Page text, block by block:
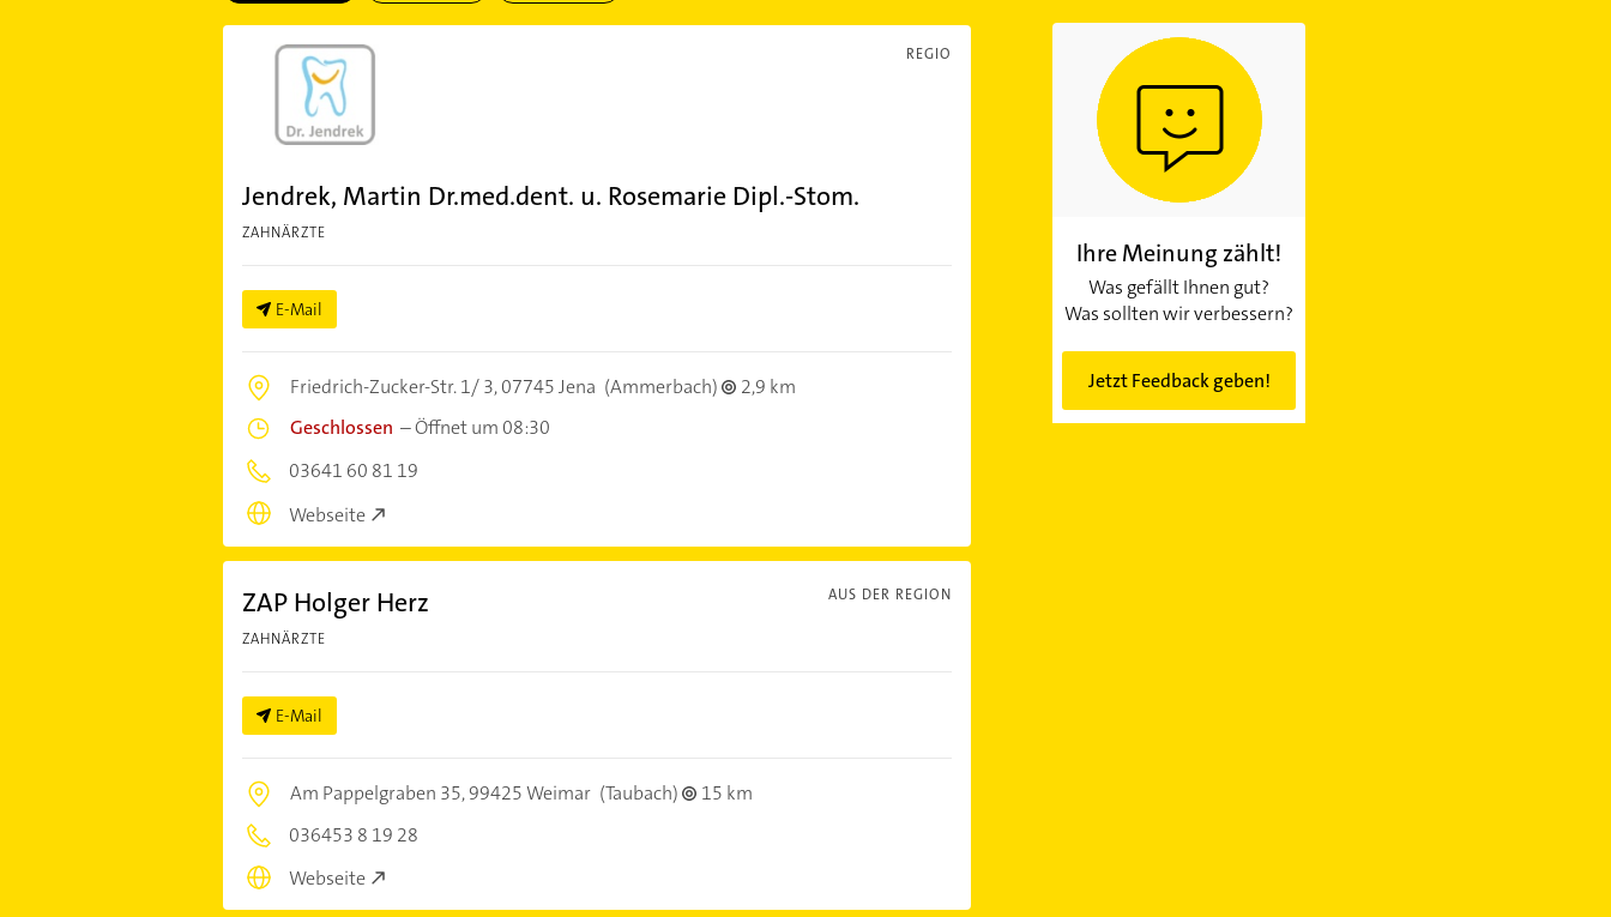
REGIO
Jendrek, Martin Dr.med.dent. u. Rosemarie Dipl.-Stom.
ZAHNÄRZTE
E-Mail
Friedrich-Zucker-Str. 1/ 3,07745 Jena (Ammerbach)
2,9 km
Geschlossen –Öffnet um 08:30
03641 60 81 19
Webseite
AUS DER REGION
ZAP Holger Herz
ZAHNÄRZTE
E-Mail
Am Pappelgraben 35,99425 Weimar (Taubach)
15 km
036453 8 19 28
Webseite
Ihre Meinung zählt!
Was gefällt Ihnen gut?
Was sollten wir verbessern?
Jetzt Feedback geben!